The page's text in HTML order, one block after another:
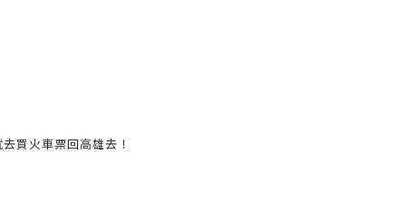
買火車票回高雄去！